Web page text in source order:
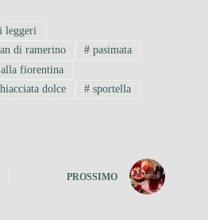
leggeri
di ramerino # pasimata
fiorentina
dolce # sportella
PROSSIMO